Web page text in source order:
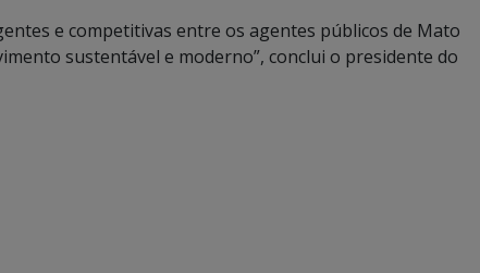
e competitivas entre os agentes públicos de Mato
sustentável e moderno”, conclui o presidente do